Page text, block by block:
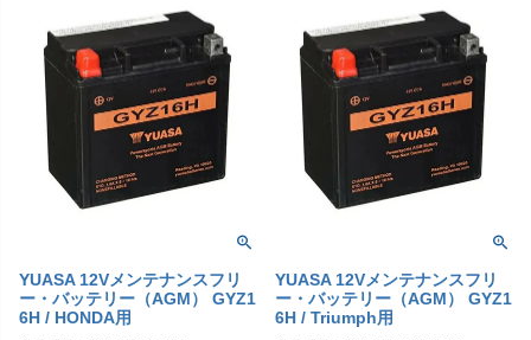
YUASA 12Vメンテナンスフリ
ー・バッテリー（AGM） GYZ1
6H / HONDA用
YUASA 12Vメンテナンスフリ
ー・バッテリー（AGM） GYZ1
6H / Triumph用